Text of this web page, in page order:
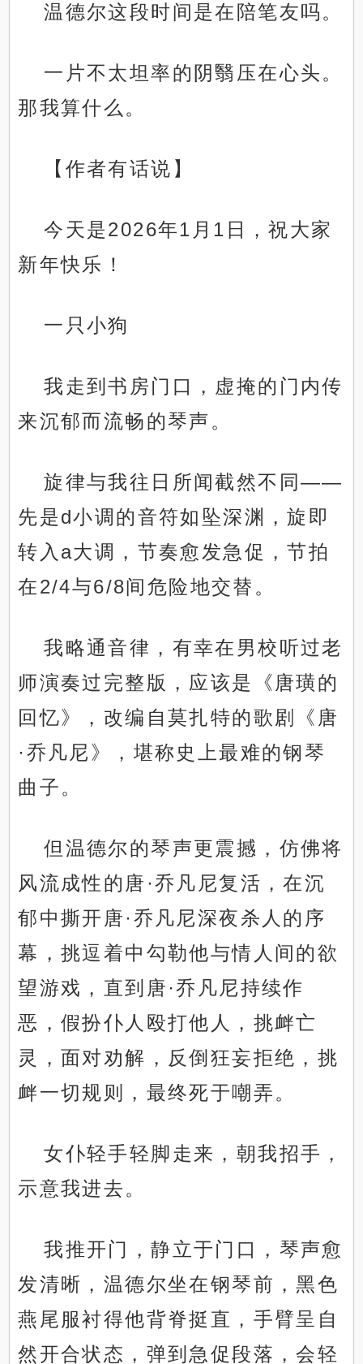
温德尔这段时间是在陪笔友吗。
一片不太坦率的阴翳压在心头。
那我算什么。
【作者有话说】
今天是2026年1月1日，祝大家
新年快乐！
一只小狗
我走到书房门口，虚掩的门内传
来沉郁而流畅的琴声。
旋律与我往日所闻截然不同——
先是d小调的音符如坠深渊，旋即
转入a大调，节奏愈发急促，节拍
在2/4与6/8间危险地交替。
我略通音律，有幸在男校听过老
师演奏过完整版，应该是《唐璜的
回忆》，改编自莫扎特的歌剧《唐
·乔凡尼》，堪称史上最难的钢琴
曲子。
但温德尔的琴声更震撼，仿佛将
风流成性的唐·乔凡尼复活，在沉
郁中撕开唐·乔凡尼深夜杀人的序
幕，挑逗着中勾勒他与情人间的欲
望游戏，直到唐·乔凡尼持续作
恶，假扮仆人殴打他人，挑衅亡
灵，面对劝解，反倒狂妄拒绝，挑
衅一切规则，最终死于嘲弄。
女仆轻手轻脚走来，朝我招手，
示意我进去。
我推开门，静立于门口，琴声愈
发清晰，温德尔坐在钢琴前，黑色
燕尾服衬得他背脊挺直，手臂呈自
然开合状态，弹到急促段落，会轻